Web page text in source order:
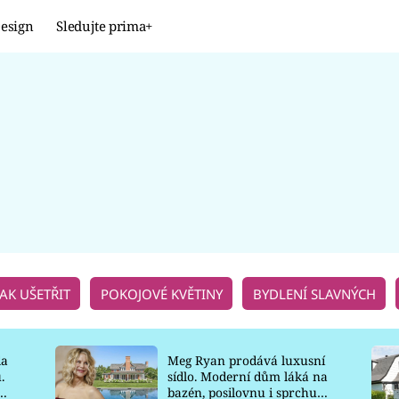
Sledujte prima+
UŠETŘIT POKOJOVÉ KVĚTINY BYDLENÍ SLAVNÝCH
Meg Ryan prodává luxusní
sídlo. Moderní dům láká na
bazén, posilovnu i sprchu